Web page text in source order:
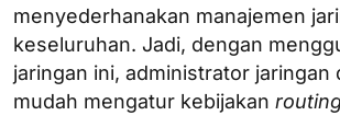
menyederhanakan manajemen
keseluruhan. Jadi, dengan
jaringan ini, administrator jaringan
mudah mengatur kebijakan